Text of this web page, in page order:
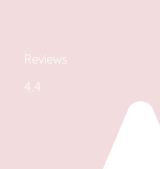
Reviews
4.4